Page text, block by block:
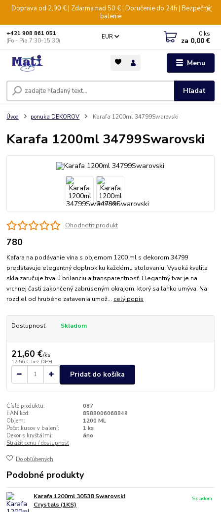
Doprava od 2,90 € | Zdarma nad 50 € | Doručenie do 24h | Bezpečné
balenie
Menu
EUR
Hľadať
+421 908 861 051
(Po - Pia 7:30-15:30)
0 ks
za 0,00 €
Úvod ponuka DEKOROV Karafa 1200ml 34799Swarovski
Karafa 1200ml 34799Swarovski
Ohodnotiť produkt
780
Kafara na podávanie vína s objemom 1200 ml s dekorom 34799
predstavuje elegantný doplnok ku každému stolovaniu. Vysoká kvalita
skla zaručuje trvalú brilanciu a transparentnosť. Elegantný tvar je na
vrchnej časti zakončený zabrúseným okrajom, ktorý sa ľahko umýva. Na
rozdiel od hrubého zatavenia umož... celý popis
Dostupnosť Skladom
21,60 €/ks
17,56 € bez DPH
Pridať do košíka
Číslo produktu:
087
EAN kód:
8588006068849
Objem:
1200 ML
Počet kusov v balení:
1 ks
Dekor s kryštálmi:
áno
Strážiť cenu / dostupnosť
Do obľúbených
Podobné produkty
Karafa 1200ml 30538 Swarovski
Crystals (1KS)
Skladom